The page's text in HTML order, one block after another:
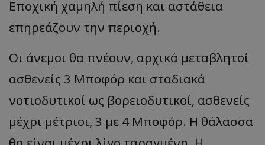
Εποχική χαμηλή πίεση και αστάθεια
επηρεάζουν την περιοχή.
Οι άνεμοι θα πνέουν, αρχικά μεταβλητοί
ασθενείς 3 Μποφόρ και σταδιακά
νοτιοδυτικοί ως βορειοδυτικοί, ασθενείς
μέχρι μέτριοι, 3 με 4 Μποφόρ. Η θάλασσα